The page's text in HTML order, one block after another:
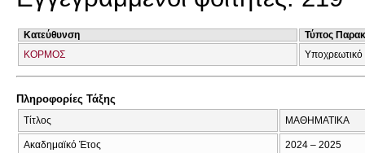
Κατεύθυνση
Τύπος
ΚΟΡΜΟΣ
Υποχρεωτικό
Πληροφορίες Τάξης
Τίτλος ΜΑΘΗΜΑΤΙΚΑ
Ακαδημαϊκό Έτος 2024 – 2025